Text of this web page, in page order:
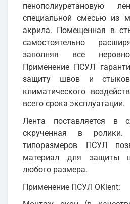
пенополиуретановую
специальной смесью из
акрила. Помещенная в
самостоятельно
заполняя все
Применение ПСУЛ
защиту швов и стыков
климатического
всего срока эксплуатации.
Лента поставляется в
скрученная в
типоразмеров ПСУЛ
материал для защиты
любого размера.
Применение ПСУЛ OКlent: